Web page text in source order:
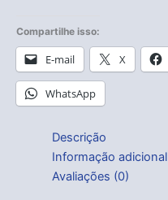
Compartilhe isso:
E-mail X
WhatsApp
Descrição
Informação adicional
Avaliações (0)